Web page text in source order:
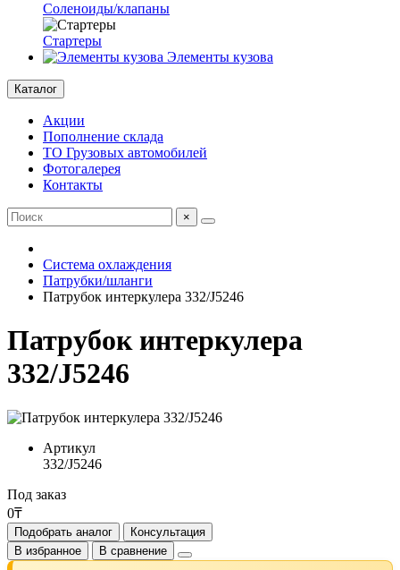
Соленоиды/клапаны
Стартеры
Элементы кузова
Каталог
Акции
Пополнение склада
ТО Грузовых автомобилей
Фотогалерея
Контакты
×
Система охлаждения
Патрубки/шланги
Патрубок интеркулера 332/J5246
Патрубок интеркулера
332/J5246
Артикул
332/J5246
Под заказ
0₸
Подобрать аналог
Консультация
В избранное
В сравнение